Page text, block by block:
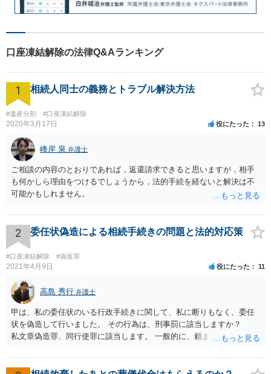
口座凍結解除の法律Q&Aランキング
1 相続人同士の義務とトラブル解決方法
#遺産分割 #口座凍結解除
2020年3月17日 役にたった 13
峰岸 泉 弁護士
ご相談の内容のとおりであれば，返還請求できると思いますが，相手
も何かしら理由をつけるでしょうから，法的手続を経ないと解決は不
可能かもしれません。
2 委任状偽造による相続手続きの問題と法的対応策
#口座凍結解除 #偽造罪
2021年4月9日 役にたった 11
高島 秀行 弁護士
甲は、私の委任状のいる行政手続きに関して、私に断りもなく、委任
状を偽造して行いました。 その行為は、刑事罰に該当しますか？
私文章偽造罪、同行使罪に該当します。 一般的に、頼まれた（委任さ
か？ 委任状を偽造して使用することはまでは依頼の範囲ではない
ので できないと思います。